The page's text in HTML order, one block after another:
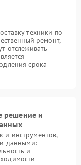
техники по
ремонт,
отслеживать
срока
решение и
и инструментов,
данными:
и